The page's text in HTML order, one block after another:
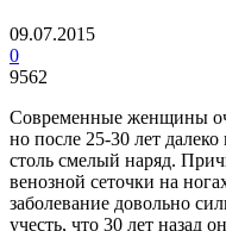
09.07.2015
0
9562
Современные женщины
но после 25-30 лет
столь смелый наряд.
венозной сеточки на
заболевание довольно
учесть, что 30 лет назад